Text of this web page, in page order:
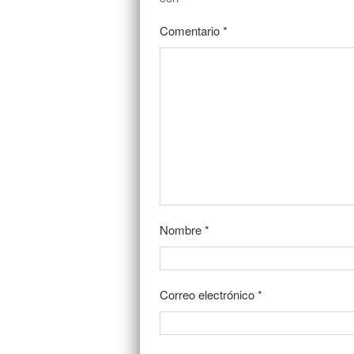
Comentario*
Nombre*
Correo electrónico*